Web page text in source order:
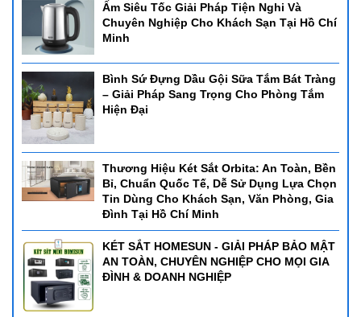
Ấm Siêu Tốc Giải Pháp Tiện Nghi Và
Chuyên Nghiệp Cho Khách Sạn Tại Hồ Chí
Minh
Bình Sứ Đựng Dầu Gội Sữa Tắm Bát Tràng
– Giải Pháp Sang Trọng Cho Phòng Tắm
Hiện Đại
Thương Hiệu Két Sắt Orbita: An Toàn, Bền
Bỉ, Chuẩn Quốc Tế, Dễ Sử Dụng Lựa Chọn
Tin Dùng Cho Khách Sạn, Văn Phòng, Gia
Đình Tại Hồ Chí Minh
KÉT SẮT HOMESUN - GIẢI PHÁP BẢO MẬT
AN TOÀN, CHUYÊN NGHIỆP CHO MỌI GIA
ĐÌNH & DOANH NGHIỆP